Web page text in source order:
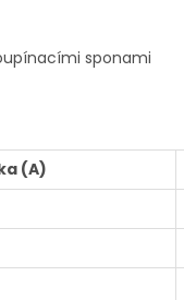
sponami
(A)